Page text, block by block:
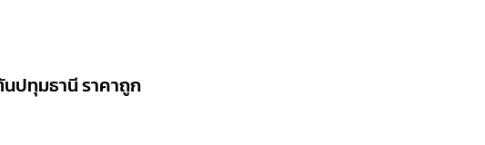
ปทุมธานี ราคาถูก